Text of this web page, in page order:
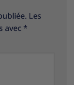
Les
avec *